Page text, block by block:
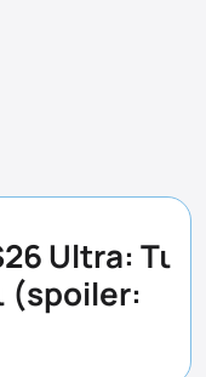
Ultra: Τι
(spoiler: